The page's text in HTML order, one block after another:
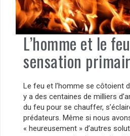
L’homme et le
sensation
Le feu et l’homme se côtoient
y a des centaines de milliers
du feu pour se chauffer,
prédateurs. Même si nous
« heureusement » d’autres